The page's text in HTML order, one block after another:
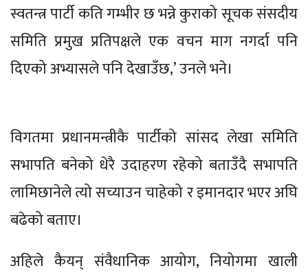
स्वतन्त्र पार्टी कति गम्भीर छ भन्ने कुराको सूचक संसदीय
समिति प्रमुख प्रतिपक्षले एक वचन माग नगर्दा पनि
दिएको अभ्यासले पनि देखाउँछ,’ उनले भने।
विगतमा प्रधानमन्त्रीकै पार्टीको सांसद लेखा समिति
सभापति बनेको धेरै उदाहरण रहेको बताउँदै सभापति
लामिछानेले त्यो सच्याउन चाहेको र इमानदार भएर अघि
बढेको बताए।
अहिले कैयन् संवैधानिक आयोग, नियोगमा खाली